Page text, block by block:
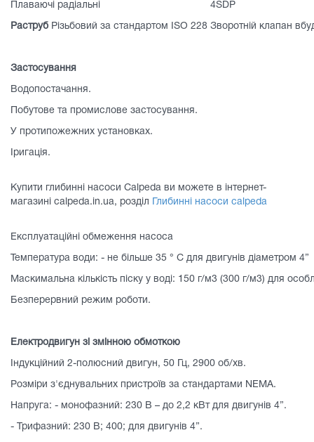
Плаваючі радіальні 4SDP
Раструб Різьбовий за стандартом ISO 228 Зворотній клапан
Застосування
Водопостачання.
Побутове та промислове застосування.
У протипожежних установках.
Іригація.
Купити глибинні насоси Calpeda ви можете в інтернет-
магазині calpeda.in.ua, розділ
Глибинні насоси сalpeda
Експлуатаційні обмеження насоса
Температура води: - не більше 35 ° C для двигунів діаметром 4”
Маскимальна кількість піску у воді: 150 г/м3 (300 г/м3) для
Безперервний режим роботи.
Електродвигун зі змінною обмоткою
Індукційний 2-полюсний двигун, 50 Гц, 2900 об/хв.
Розміри з'єднувальних пристроїв за стандартами NEMA.
Напруга: - монофазний: 230 В – до 2,2 кВт для двигунів 4”.
- Трифазний: 230 В; 400; для двигунів 4”.